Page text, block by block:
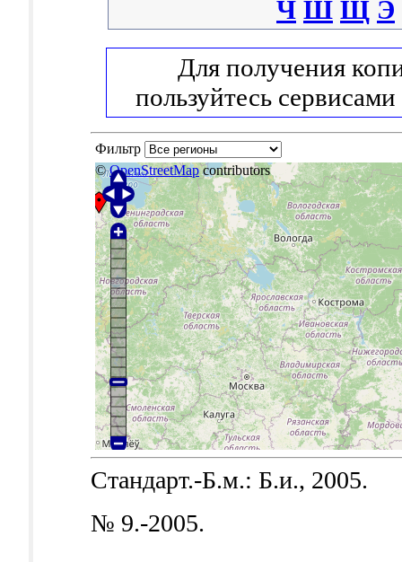
Ч Ш Щ Э
Для получения
пользуйтесь сервисами
Фильтр
©OpenStreetMapcontributors
Стандарт.-Б.м.: Б.и., 2005.
№ 9.-2005.